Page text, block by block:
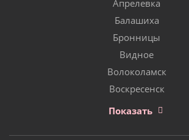
Апрелевка
Балашиха
Бронницы
Видное
Волоколамск
Воскресенск
Показать